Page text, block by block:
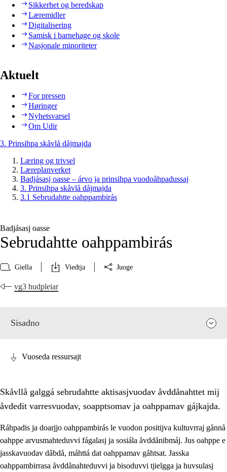
Sikkerhet og beredskap
Læremidler
Digitalisering
Samisk i barnehage og skole
Nasjonale minoriteter
Aktuelt
For pressen
Høringer
Nyhetsvarsel
Om Udir
3. Prinsihpa skåvlå dåjmajda
Læring og trivsel
Læreplanverket
Badjásasj oasse – árvo ja prinsihpa vuodoåhpadussaj
3. Prinsihpa skåvlå dåjmajda
3.1 Sebrudahtte oahppambirás
Badjásasj oasse
Sebrudahtte oahppambirás
Giella Viedtja Juoge
vg3 hudpleiar
Sisadno
Vuoseda ressursajt
Skåvllå galggá sebrudahtte aktisasjvuodav åvddånahttet mij
åvdedit varresvuodav, soapptsomav ja oahppamav gájkajda.
Ráhpadis ja doarjjo oahppambirás le vuodon positijva kultuvrraj gånnå
oahppe arvusmahteduvvi fágalasj ja sosiála åvddånibmáj. Jus oahppe e
jasskavuodav dåbdå, máhttá dat oahppamav gåhtsat. Jasska
oahppambirrasa åvddånahteduvvi ja bisoduvvi tjielgga ja huvsulasj